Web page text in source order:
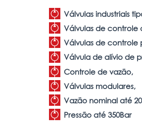
Válvulas industriais
Válvulas de controle
Válvulas de controle
Válvula de alívio de
Controle de vazão,
Válvulas modulares,
Vazão nominal até
Pressão até 350Bar